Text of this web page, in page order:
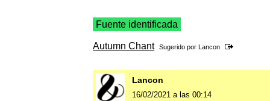
Fuente identificada
Autumn Chant Sugerido por Lancon
Lancon
16/02/2021 a las 00:14